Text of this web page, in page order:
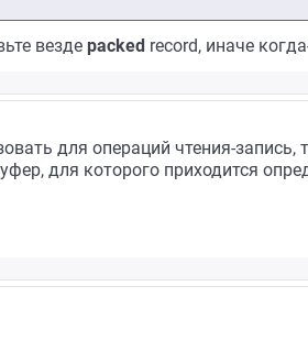
везде packed record, иначе
для операций чтения-запись,
для которого приходится